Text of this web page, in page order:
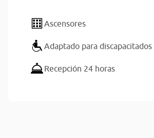
Ascensores
Adaptado para discapacitados
Recepción 24 horas